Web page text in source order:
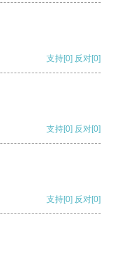
支持[0] 反对[0]
支持[0] 反对[0]
支持[0] 反对[0]